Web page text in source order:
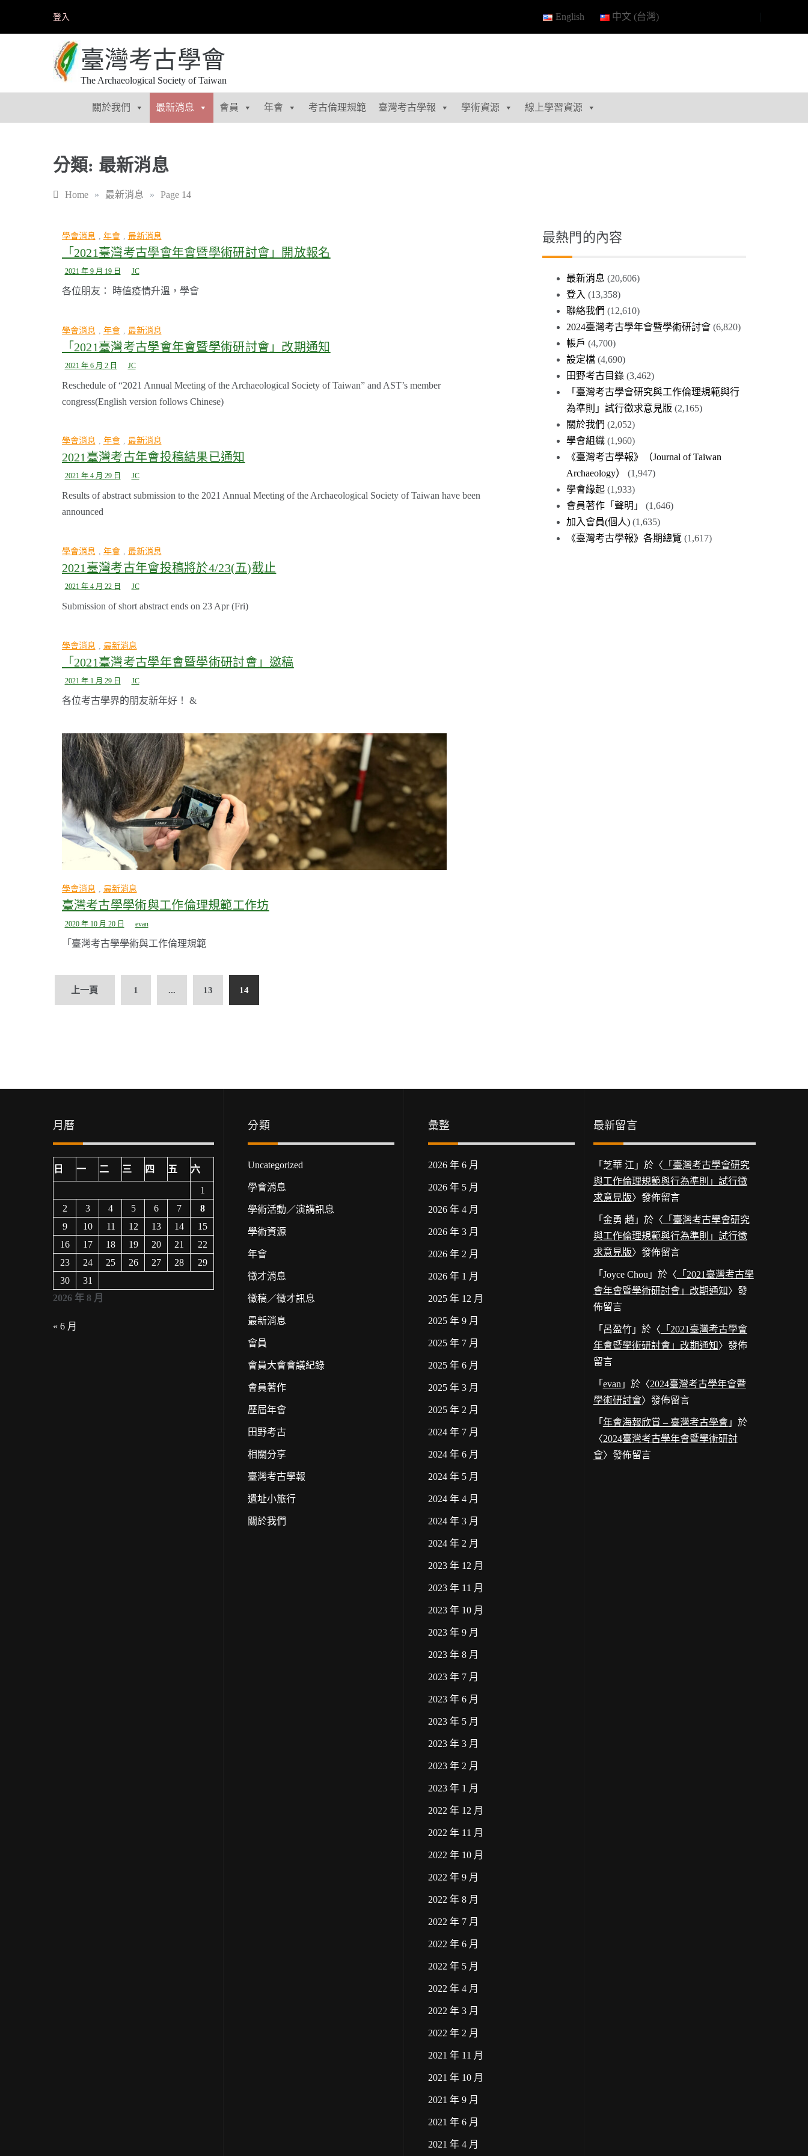
content
登入 English 中文 (台灣)
臺灣考古學會
The Archaeological Society of Taiwan
關於我們 最新消息 會員 年會 考古倫理規範 臺灣考古學報 學術資源 線上學習資源
分類: 最新消息
Home » 最新消息 » Page 14
學會消息 年會 最新消息
「2021臺灣考古學會年會暨學術研討會」開放報名
2021 年 9 月 19 日 JC
各位朋友： 時值疫情升溫，學會
學會消息 年會 最新消息
「2021臺灣考古學會年會暨學術研討會」改期通知
2021 年 6 月 2 日 JC
Reschedule of “2021 Annual Meeting of the Archaeological Society of Taiwan” and AST’s member
congress(English version follows Chinese)
學會消息 , 年會 , 最新消息
2021臺灣考古年會投稿結果已通知
2021 年 4 月 29 日 JC
Results of abstract submission to the 2021 Annual Meeting of the Archaeological Society of Taiwan have been
announced
學會消息 , 年會 , 最新消息
2021臺灣考古年會投稿將於4/23(五)截止
2021 年 4 月 22 日 JC
Submission of short abstract ends on 23 Apr (Fri)
學會消息 最新消息
「2021臺灣考古學年會暨學術研討會」邀稿
2021 年 1 月 29 日 JC
各位考古學界的朋友新年好！ &
學會消息 , 最新消息
臺灣考古學學術與工作倫理規範工作坊
2020 年 10 月 20 日 evan
「臺灣考古學學術與工作倫理規範
章
上一頁 1 ... 13 14
最熱門的內容
最新消息 (20,606)
登入 (13,358)
聯絡我們 (12,610)
2024臺灣考古學年會暨學術研討會 (6,820)
帳戶 (4,700)
設定檔 (4,690)
田野考古目錄 (3,462)
「臺灣考古學會研究與工作倫理規範與行
為準則」試行徵求意見版 (2,165)
關於我們 (2,052)
學會組織 (1,960)
《臺灣考古學報》（Journal of Taiwan
Archaeology）
(1,947)
學會緣起 (1,933)
會員著作「聲明」
(1,646)
加入會員(個人) (1,635)
《臺灣考古學報》各期總覽 (1,617)
月曆
2026 年 8 月
日 一 二 三 四 五 六
1
2
3 4 5 6 7
8
9
10 11 12 13 14
15
16
17 18 19 20 21
22
23
24 25 26 27 28
29
30
31
« 6 月
分類
Uncategorized
學會消息
學術活動／演講訊息
學術資源
年會
徵才消息
徵稿／徵才訊息
最新消息
會員
會員大會會議紀錄
會員著作
歷屆年會
田野考古
相關分享
臺灣考古學報
遺址小旅行
關於我們
彙整
2026 年 6 月
2026 年 5 月
2026 年 4 月
2026 年 3 月
2026 年 2 月
2026 年 1 月
2025 年 12 月
2025 年 9 月
2025 年 7 月
2025 年 6 月
2025 年 3 月
2025 年 2 月
2024 年 7 月
2024 年 6 月
2024 年 5 月
2024 年 4 月
2024 年 3 月
2024 年 2 月
2023 年 12 月
2023 年 11 月
2023 年 10 月
2023 年 9 月
2023 年 8 月
2023 年 7 月
2023 年 6 月
2023 年 5 月
2023 年 3 月
2023 年 2 月
2023 年 1 月
2022 年 12 月
2022 年 11 月
2022 年 10 月
2022 年 9 月
2022 年 8 月
2022 年 7 月
2022 年 6 月
2022 年 5 月
2022 年 4 月
2022 年 3 月
2022 年 2 月
2021 年 11 月
2021 年 10 月
2021 年 9 月
2021 年 6 月
2021 年 4 月
最新留言
「 芝華 江 」於〈 「臺灣考古學會研究
與工作倫理規範與行為準則」試行徵
求意見版〉發佈留言
「 金勇 趙 」於〈 「臺灣考古學會研究
與工作倫理規範與行為準則」試行徵
求意見版〉發佈留言
「 Joyce Chou 」於〈 「2021臺灣考古學
會年會暨學術研討會」改期通知〉發
佈留言
「 呂盈竹」於〈 「2021臺灣考古學會
年會暨學術研討會」改期通知〉發佈
留言
「 evan 」於〈2024臺灣考古學年會暨
學術研討會〉發佈留言
「 年會海報欣賞 – 臺灣考古學會」於
〈2024臺灣考古學年會暨學術研討
會〉發佈留言